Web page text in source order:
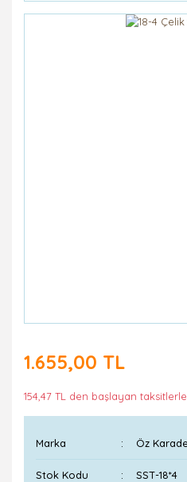
1.655,00 TL
154,47 TL den başlayan
Marka Öz
Stok Kodu SST-18*4